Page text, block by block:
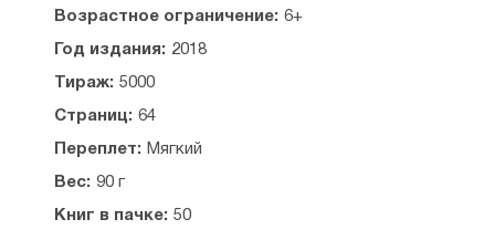
Трехлитровая Банка, или Как Семья Ворониных
Отмечала (Александр Воронецкий) 26
Маша и Интернет (Александр Воронецкий) 35
Мультики (Александр Воронецкий) 38
Новая Методика (Михаил Барок) 45
Золотые Правила (Татьяна Краснощёкова) 59
Возрастное ограничение: 6+
Год издания: 2018
Тираж: 5000
Страниц: 64
Переплет: Мягкий
Вес: 90 г
Книг в пачке: 50